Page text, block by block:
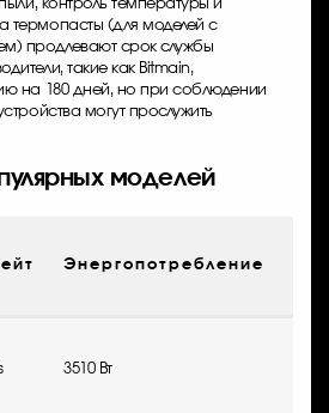
контроль температуры и
термопасты (для моделей с
продлевают срок службы
такие как Bitmain,
на 180 дней, но при соблюдении
могут прослужить
моделей
Энергопотребление
3510 Вт